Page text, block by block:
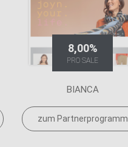
8,00%
PRO SALE
BIANCA
zum Partnerprogramm